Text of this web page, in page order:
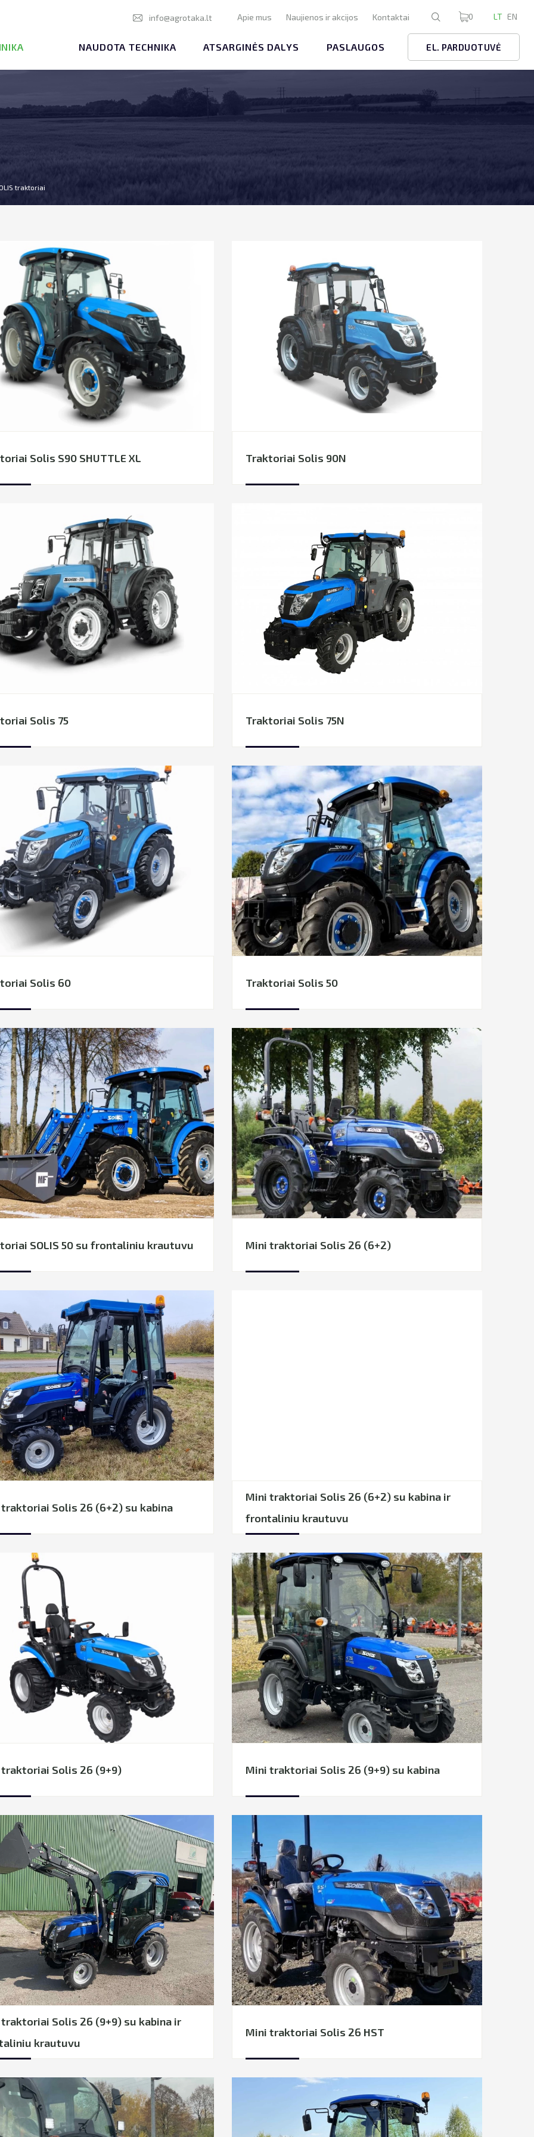
info@agrotaka.lt Apie mus Naujienos ir akcijos Kontaktai 0 LT EN
NAUDOTA TECHNIKA ATSARGINĖS DALYS PASLAUGOS EL. PARDUOTUVĖ
traktoriai
Solis S90 SHUTTLE XL Traktoriai Solis 90N
Solis 75 Traktoriai Solis 75N
Solis 60 Traktoriai Solis 50
SOLIS 50 su frontaliniu krautuvu Mini traktoriai Solis 26 (6+2)
Solis 26 (6+2) su kabina
Mini traktoriai Solis 26 (6+2) su kabina ir
frontaliniu krautuvu
Solis 26 (9+9) Mini traktoriai Solis 26 (9+9) su kabina
Solis 26 (9+9) su kabina ir
krautuvu
Mini traktoriai Solis 26 HST